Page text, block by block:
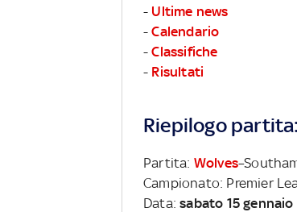
- Ultime news
-Calendario
-Classifiche
- Risultati
Riepilogo
Partita: Wolves
Campionato: Premier
Data:sabato 15 gennaio